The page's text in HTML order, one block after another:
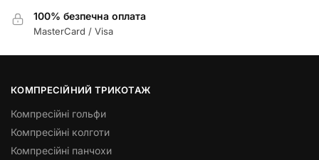
100% безпечна оплата
MasterCard / Visa
КОМПРЕСІЙНИЙ ТРИКОТАЖ
Компресійні гольфи
Компресійні колготи
Компресійні панчохи